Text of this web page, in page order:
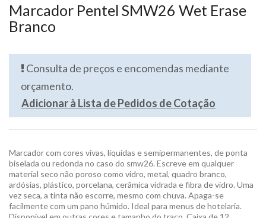
Marcador Pentel SMW26 Wet Erase
Branco
Consulta de preços e encomendas mediante
orçamento.
Adicionar à Lista de Pedidos de Cotação
Marcador com cores vivas, líquidas e semipermanentes, de ponta
biselada ou redonda no caso do smw26. Escreve em qualquer
material seco não poroso como vidro, metal, quadro branco,
ardósias, plástico, porcelana, cerâmica vidrada e fibra de vidro. Uma
vez seca, a tinta não escorre, mesmo com chuva. Apaga-se
facilmente com um pano húmido. Ideal para menus de hotelaria.